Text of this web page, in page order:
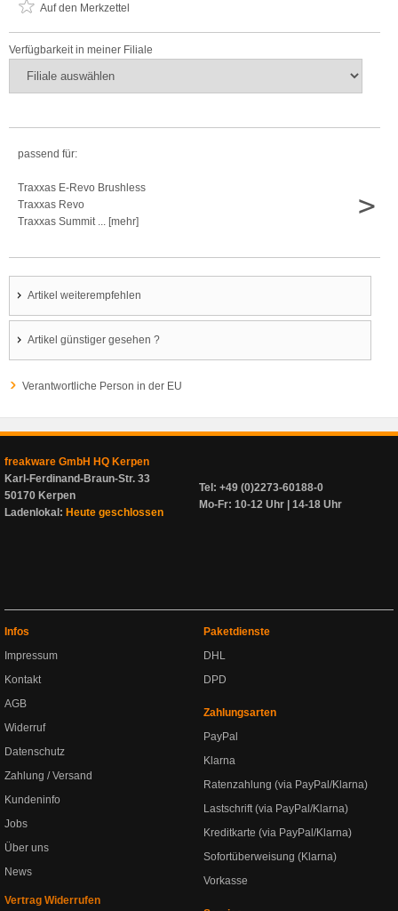
Auf den Merkzettel
Verfügbarkeit in meiner Filiale
passend für:
Traxxas E-Revo Brushless
Traxxas Revo
Traxxas Summit ... [mehr]
>
Artikel weiterempfehlen
Artikel günstiger gesehen ?
Verantwortliche Person in der EU
freakware GmbH HQ Kerpen
Karl-Ferdinand-Braun-Str. 33
50170 Kerpen
Ladenlokal: Heute geschlossen
Tel: +49 (0)2273-60188-0
Mo-Fr: 10-12 Uhr | 14-18 Uhr
Infos
Impressum
Kontakt
AGB
Widerruf
Datenschutz
Zahlung / Versand
Kundeninfo
Jobs
Über uns
News
Vertrag Widerrufen
Paketdienste
DHL
DPD
Zahlungsarten
PayPal
Klarna
Ratenzahlung (via PayPal/Klarna)
Lastschrift (via PayPal/Klarna)
Kreditkarte (via PayPal/Klarna)
Sofortüberweisung (Klarna)
Vorkasse